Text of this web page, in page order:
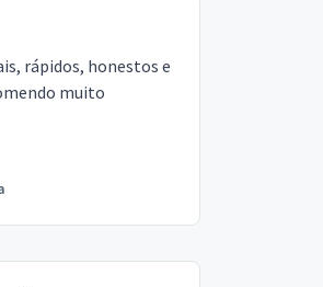
rápidos, honestos e
muito